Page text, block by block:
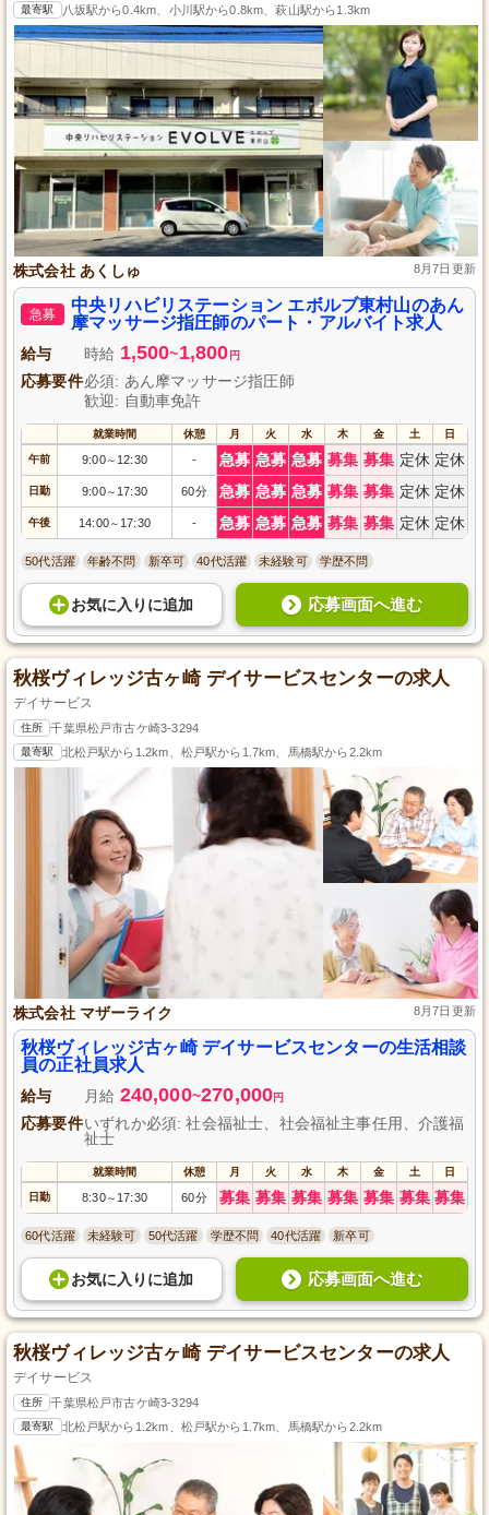
最寄駅 八坂駅から0.4km、小川駅から0.8km、萩山駅から1.3km
株式会社 あくしゅ 8月7日更新
急募
中央リハビリステーション エボルブ東村山のあん
摩マッサージ指圧師のパート・アルバイト求人
給与 時給 1,500~1,800 円
応募要件必須: あん摩マッサージ指圧師
歓迎: 自動車免許
就業時間 休憩 月 火 水 木 金 土 日
午前 9:00～ 12:30 - 急募 急募 急募 募集 募集 定休 定休
日勤 9:00～ 17:30 60分 急募 急募 急募 募集 募集 定休 定休
午後 14:00～ 17:30 - 急募 急募 急募 募集 募集 定休 定休
50代活躍 年齢不問 新卒可 40代活躍 未経験可 学歴不問
お気に入り に追加 応募画面へ進む
秋桜ヴィレッジ古ヶ崎 デイサービスセンターの求人
デイサービス
住所 千葉県松戸市古ケ崎3-3294
最寄駅 北松戸駅から1.2km、松戸駅から1.7km、馬橋駅から2.2km
株式会社 マザーライク 8月7日更新
秋桜ヴィレッジ古ヶ崎 デイサービスセンターの生活相談
員の正社員求人
給与 月給 240,000~270,000円
応募要件いずれか必須: 社会福祉士、社会福祉主事任用、介護福
祉士
就業時間 休憩 月 火 水 木 金 土 日
日勤 8:30～ 17:30 60分 募集 募集 募集 募集 募集 募集 募集
60代活躍 未経験可 50代活躍 学歴不問 40代活躍 新卒可
お気に入り に追加 応募画面へ進む
秋桜ヴィレッジ古ヶ崎 デイサービスセンターの求人
デイサービス
住所 千葉県松戸市古ケ崎3-3294
最寄駅 北松戸駅から1.2km、松戸駅から1.7km、馬橋駅から2.2km